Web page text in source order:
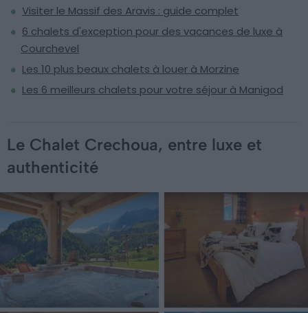
Visiter le Massif des Aravis : guide complet
6 chalets d'exception pour des vacances de luxe à
Courchevel
Les 10 plus beaux chalets à louer à Morzine
Les 6 meilleurs chalets pour votre séjour à Manigod
Le Chalet Crechoua, entre luxe et
authenticité